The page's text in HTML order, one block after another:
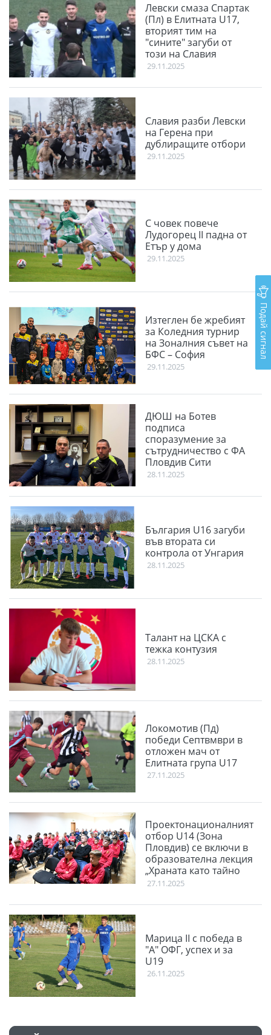
Левски смаза Спартак
(Пл) в Елитната U17,
вторият тим на
"сините" загуби от
този на Славия
29.11.2025
Славия разби Левски
на Герена при
дублиращите отбори
29.11.2025
С човек повече
Лудогорец II падна от
Етър у дома
29.11.2025
Изтеглен бе жребият
за Коледния турнир
на Зоналния съвет на
БФС – София
29.11.2025
ДЮШ на Ботев
подписа
споразумение за
сътрудничество с ФА
Пловдив Сити
28.11.2025
България U16 загуби
във втората си
контрола от Унгария
28.11.2025
Талант на ЦСКА с
тежка контузия
28.11.2025
Локомотив (Пд)
победи Септвмври в
отложен мач от
Елитната група U17
27.11.2025
Проектонационалният
отбор U14 (Зона
Пловдив) се включи в
образователна лекция
„Храната като тайно
оръжие“
27.11.2025
Марица II с победа в
"А" ОФГ, успех и за
U19
26.11.2025
Подай сигнал